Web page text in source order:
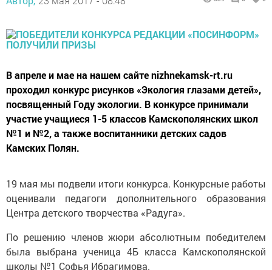
В апреле и мае на нашем сайте nizhnekamsk-rt.ru
проходил конкурс рисунков «Экология глазами детей»,
посвященный Году экологии. В конкурсе принимали
участие учащиеся 1-5 классов Камскополянских школ
№1 и №2, а также воспитанники детских садов
Камских Полян.
19 мая мы подвели итоги конкурса. Конкурсные работы
оценивали педагоги дополнительного образования
Центра детского творчества «Радуга».
По решению членов жюри абсолютным победителем
была выбрана ученица 4Б класса Камскополянской
школы №1 Софья Ибрагимова.